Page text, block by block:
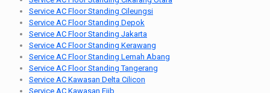
Service AC Floor Standing Cileungsi
Service AC Floor Standing Depok
Service AC Floor Standing Jakarta
Service AC Floor Standing Kerawang
Service AC Floor Standing Lemah Abang
Service AC Floor Standing Tangerang
Service AC Kawasan Delta Cilicon
Service AC Kawasan Ejib